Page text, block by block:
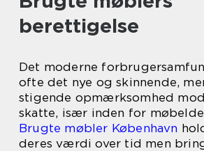
berettigelse
Det moderne
ofte det nye og skinnende,
stigende opmærksomhed
skatte, især inden for
Brugte møbler København
deres værdi over tid men